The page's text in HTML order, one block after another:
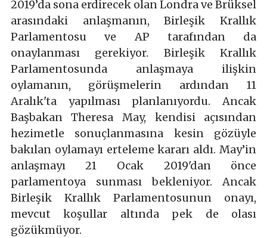
2019’da sona erdirecek olan Londra ve Brüksel
arasındaki anlaşmanın, Birleşik Krallık
Parlamentosu ve AP tarafından da
onaylanması gerekiyor. Birleşik Krallık
Parlamentosunda anlaşmaya ilişkin
oylamanın, görüşmelerin ardından 11
Aralık'ta yapılması planlanıyordu. Ancak
Başbakan Theresa May, kendisi açısından
hezimetle sonuçlanmasına kesin gözüyle
bakılan oylamayı erteleme kararı aldı. May’in
anlaşmayı 21 Ocak 2019'dan önce
parlamentoya sunması bekleniyor. Ancak
Birleşik Krallık Parlamentosunun onayı,
mevcut koşullar altında pek de olası
gözükmüyor.